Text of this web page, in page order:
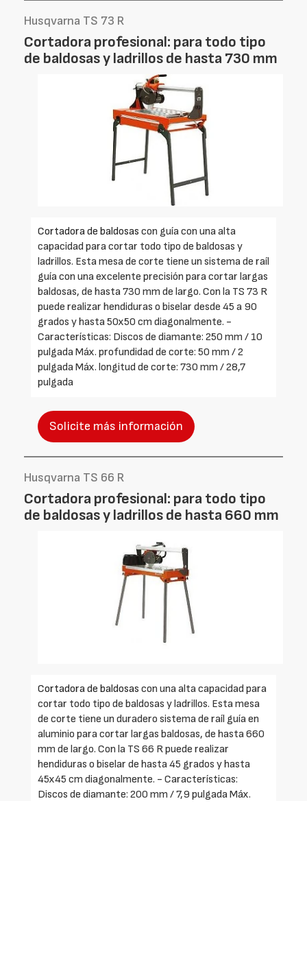
Husqvarna TS 73 R
Cortadora profesional: para todo tipo
de baldosas y ladrillos de hasta 730 mm
Cortadora de baldosas con guía con una alta
capacidad para cortar todo tipo de baldosas y
ladrillos. Esta mesa de corte tiene un sistema de raíl
guía con una excelente precisión para cortar largas
baldosas, de hasta 730 mm de largo. Con la TS 73 R
puede realizar hendiduras o biselar desde 45 a 90
grados y hasta 50x50 cm diagonalmente. -
Características: Discos de diamante: 250 mm / 10
pulgada Máx. profundidad de corte: 50 mm / 2
pulgada Máx. longitud de corte: 730 mm / 28,7
pulgada
Solicite más información
Husqvarna TS 66 R
Cortadora profesional: para todo tipo
de baldosas y ladrillos de hasta 660 mm
Cortadora de baldosas con una alta capacidad para
cortar todo tipo de baldosas y ladrillos. Esta mesa
de corte tiene un duradero sistema de raíl guía en
aluminio para cortar largas baldosas, de hasta 660
mm de largo. Con la TS 66 R puede realizar
hendiduras o biselar de hasta 45 grados y hasta
45x45 cm diagonalmente. - Características:
Discos de diamante: 200 mm / 7,9 pulgada Máx.